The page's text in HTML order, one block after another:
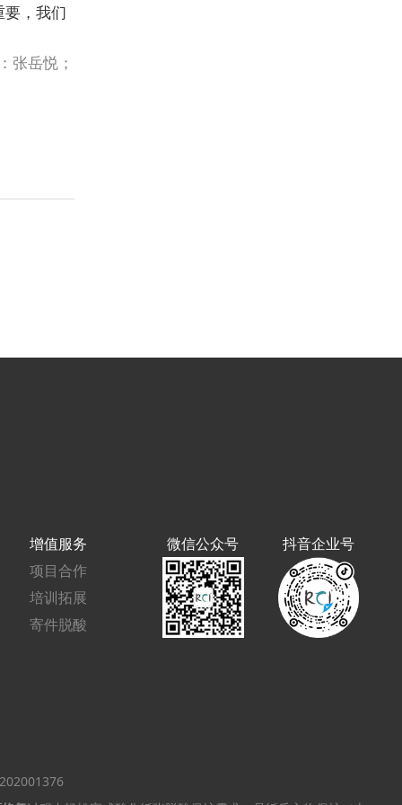
，我们
张岳悦；
增值服务
项目合作
培训拓展
寄件脱酸
微信公众号 抖音企业号